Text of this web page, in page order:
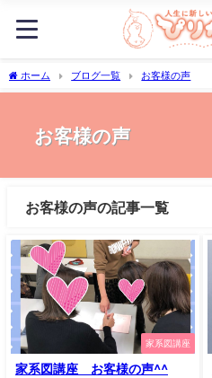
ホーム ブログ一覧 お客様の声
お客様の声
お客様の声の記事一覧
家系図講座
家系図講座 お客様の声^^